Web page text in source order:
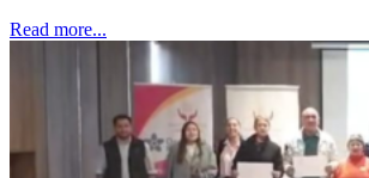
Read more...